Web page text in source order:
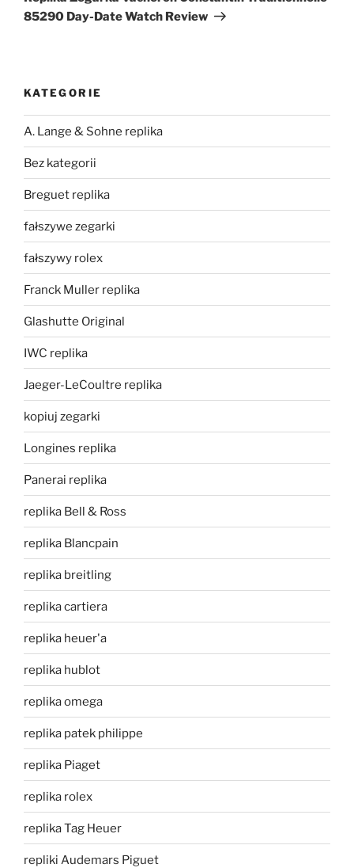
85290 Day-Date Watch Review
KATEGORIE
A. Lange & Sohne replika
Bez kategorii
Breguet replika
fałszywe zegarki
fałszywy rolex
Franck Muller replika
Glashutte Original
IWC replika
Jaeger-LeCoultre replika
kopiuj zegarki
Longines replika
Panerai replika
replika Bell & Ross
replika Blancpain
replika breitling
replika cartiera
replika heuer'a
replika hublot
replika omega
replika patek philippe
replika Piaget
replika rolex
replika Tag Heuer
repliki Audemars Piguet